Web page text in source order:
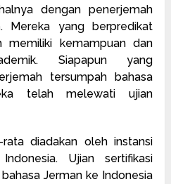
dengan penerjemah
Mereka yang berpredikat
memiliki kemampuan dan
Siapapun yang
tersumpah bahasa
telah melewati ujian
diadakan oleh instansi
Ujian sertifikasi
Jerman ke Indonesia